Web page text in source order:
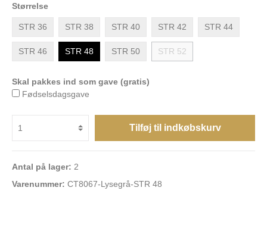
Størrelse
STR 36 STR 38 STR 40 STR 42 STR 44
STR 46 STR 48 STR 50 STR 52
Skal pakkes ind som gave (gratis)
Fødselsdagsgave
Tilføj til indkøbskurv
Antal på lager: 2
Varenummer: CT8067-Lysegrå-STR 48